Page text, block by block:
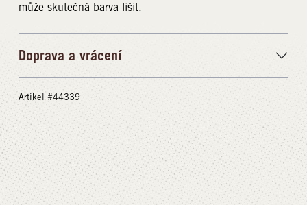
může skutečná barva lišit.
Doprava a vrácení
Artikel #44339